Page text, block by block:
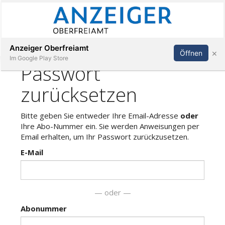
Immobilien
Veranstaltungen
Stellen
Abonnieren Anmelden
Anzeiger Oberfreiamt
Im Google Play Store
Öffnen ×